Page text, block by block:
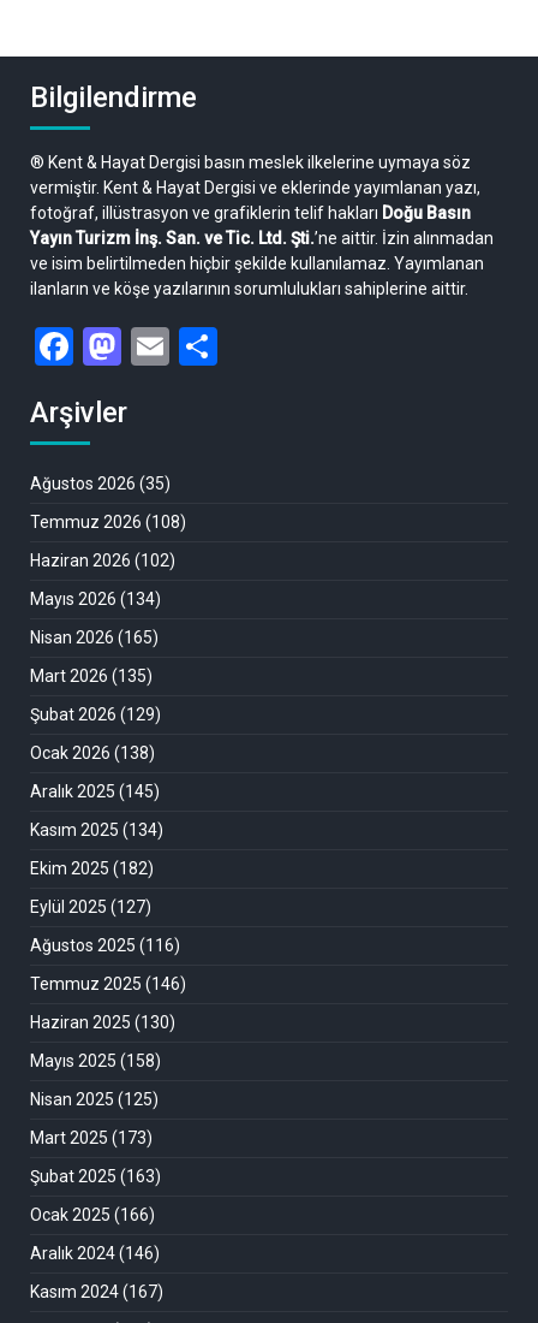
Bilgilendirme
® Kent & Hayat Dergisi basın meslek ilkelerine uymaya söz
vermiştir. Kent & Hayat Dergisi ve eklerinde yayımlanan yazı,
fotoğraf, illüstrasyon ve grafiklerin telif hakları Doğu Basın
Yayın Turizm İnş. San. ve Tic. Ltd. Şti.’ne aittir. İzin alınmadan
ve isim belirtilmeden hiçbir şekilde kullanılamaz. Yayımlanan
ilanların ve köşe yazılarının sorumlulukları sahiplerine aittir.
Facebook
Mastodon
Email
Arşivler
Ağustos 2026 (35)
Temmuz 2026 (108)
Haziran 2026 (102)
Mayıs 2026 (134)
Nisan 2026 (165)
Mart 2026 (135)
Şubat 2026 (129)
Ocak 2026 (138)
Aralık 2025 (145)
Kasım 2025 (134)
Ekim 2025 (182)
Eylül 2025 (127)
Ağustos 2025 (116)
Temmuz 2025 (146)
Haziran 2025 (130)
Mayıs 2025 (158)
Nisan 2025 (125)
Mart 2025 (173)
Şubat 2025 (163)
Ocak 2025 (166)
Aralık 2024(146)
Kasım 2024(167)